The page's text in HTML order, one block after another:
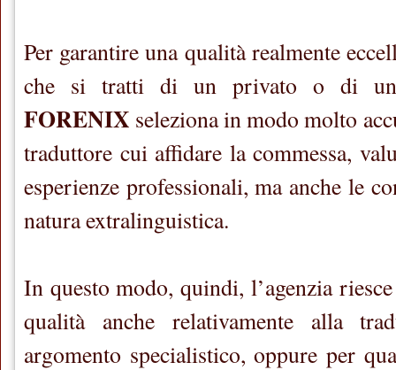
Per garantire una qualità realmente
che si tratti di un privato o di
FORENIX seleziona in modo molto
traduttore cui affidare la commessa,
esperienze professionali, ma anche le
natura extralinguistica.
In questo modo, quindi, l’agenzia
qualità anche relativamente alla
argomento specialistico, oppure per